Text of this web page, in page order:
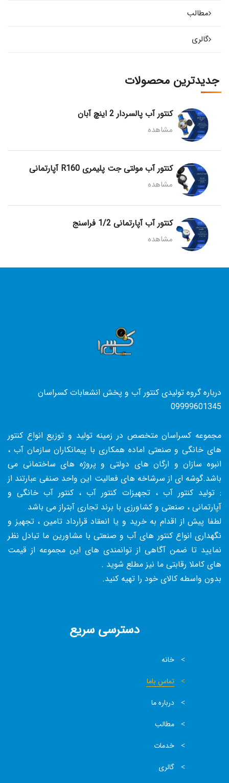
مطالب
گالری
جدیدترین محصولات
کنتور آب پالسردار 2 اینچ آبان
مشاهده
کنتور آب مولتی جت پلیمری R160 آپارتمانی
مشاهده
کنتور آب آپارتمانی 1/2 فراسنج
مشاهده
درباره گروه تولیدی کنتور آب و پخش انشعابات کسراسان
09999601345
مجموعه کسراسان متخصص در زمینه تولید و توزیع انواع کنتور
های خانگی و صنعتی اماده همکاری با پیمانکاران سازمان آب ،
انبوه سازان و ارگان های دولتی و پروژه های ساختمانی می
باشد.گوشه ای از سرشاخه های فعالیت این واحد صنفی عبارتند از
: تولید کنتور آب ، تجهیزات کنتور آب ، کنتور آب خانگی و
آپارتمانی ، صنعتی و کشاورزی با برند تجاری آبتراز می باشد
لطفا پیش از اقدام به خرید و یا انعقاد قرارداد تامین ، تجهیز و
نگهداری انواع کنتور های آب و صنعتی با مشاورین ما تبادل نظر
نمایید تا ضمن آگاهی از توانمندی های این مجموعه از قیمت
های کاملا رقابتی ما نیز مطلع شوید .
بدون واسطه کالای خود را تهیه کنید.
دسترسی سریع
خانه
تماس باما
درباره ما
مطالب
خدمات
گالری